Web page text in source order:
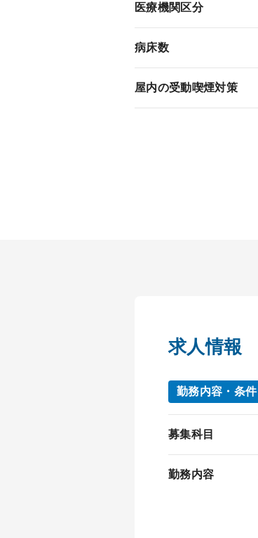
医療機関区分
病床数
屋内の受動喫煙対策
求人情報
勤務内容・条件
募集科目
勤務内容